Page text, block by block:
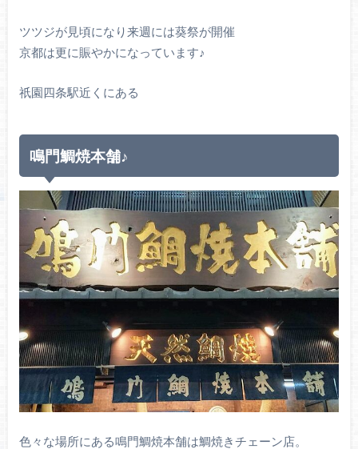
ツツジが見頃になり来週には葵祭が開催
京都は更に賑やかになっています♪
祇園四条駅近くにある
鳴門鯛焼本舗♪
色々な場所にある鳴門鯛焼本舗は鯛焼きチェーン店。